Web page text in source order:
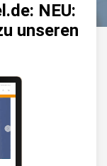
NEU:
unseren